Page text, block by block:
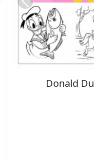
Stitch
Previous